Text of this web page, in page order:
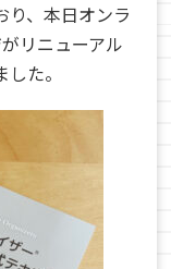
り、本日オンラ
リニューアル
た。